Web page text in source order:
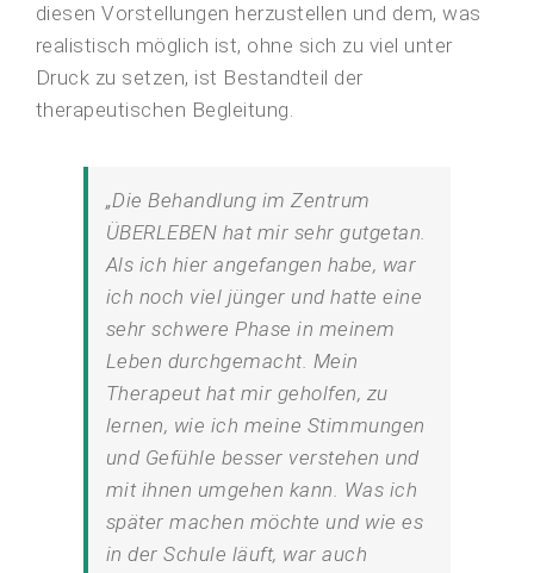
diesen Vorstellungen herzustellen und dem, was
realistisch möglich ist, ohne sich zu viel unter
Druck zu setzen, ist Bestandteil der
therapeutischen Begleitung.
„Die Behandlung im Zentrum
ÜBERLEBEN hat mir sehr gutgetan.
Als ich hier angefangen habe, war
ich noch viel jünger und hatte eine
sehr schwere Phase in meinem
Leben durchgemacht. Mein
Therapeut hat mir geholfen, zu
lernen, wie ich meine Stimmungen
und Gefühle besser verstehen und
mit ihnen umgehen kann. Was ich
später machen möchte und wie es
in der Schule läuft, war auch